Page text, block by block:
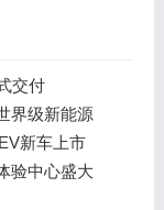
交付
界级新能源
新车上市
验中心盛大